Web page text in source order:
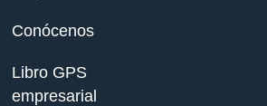
Conócenos
Libro GPS
empresarial